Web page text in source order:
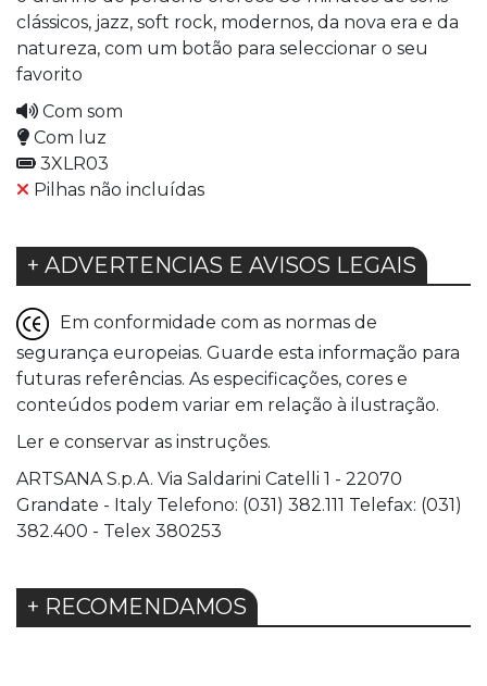
clássicos, jazz, soft rock, modernos, da nova era e da
natureza, com um botão para seleccionar o seu
favorito
Com som
Com luz
3XLR03
Pilhas não incluídas
+ ADVERTENCIAS E AVISOS LEGAIS
Em conformidade com as normas de
segurança europeias. Guarde esta informação para
futuras referências. As especificações, cores e
conteúdos podem variar em relação à ilustração.
Ler e conservar as instruções.
ARTSANA S.p.A. Via Saldarini Catelli 1 - 22070
Grandate - Italy Telefono: (031) 382.111 Telefax: (031)
382.400 - Telex 380253
+ RECOMENDAMOS